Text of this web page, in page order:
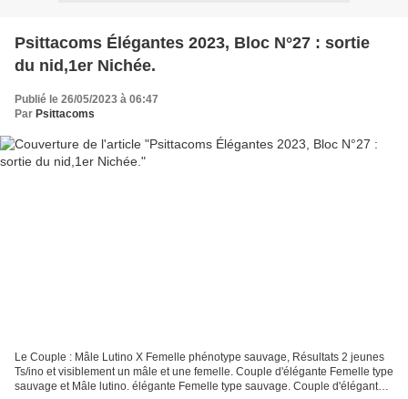
Psittacoms Élégantes 2023, Bloc N°27 : sortie
du nid,1er Nichée.
Publié le 26/05/2023 à 06:47
Par Psittacoms
Le Couple : Mâle Lutino X Femelle phénotype sauvage, Résultats 2 jeunes
Ts/ino et visiblement un mâle et une femelle. Couple d'élégante Femelle type
sauvage et Mâle lutino. élégante Femelle type sauvage. Couple d'élégante